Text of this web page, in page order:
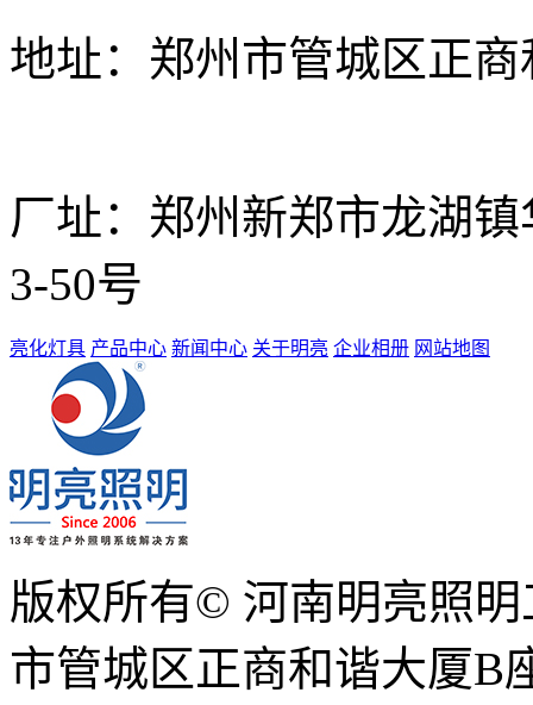
地址： 郑州市管城区正
厂址： 郑州新郑市龙湖
3-50号
亮化灯具 产品中心 新闻中心 关于明亮 企业相册 网站地图
版权所有© 河南明亮照
市管城区正商和谐大厦B